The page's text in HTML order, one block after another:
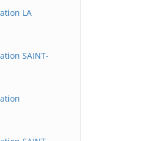
LA
SAINT-